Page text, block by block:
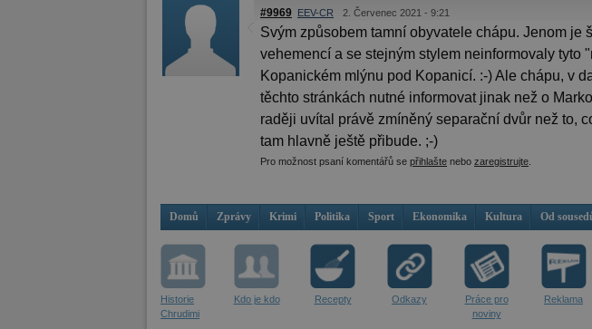
#9969 EEV-CR 2. Červenec 2021 - 9:21
Svým způsobem tamní obyvatele chápu. Jenom je
vehemencí a se stejným stylem neinformovaly tyto
Kopanickém mlýnu pod Kopanicí. :-) Ale chápu, v
těchto stránkách nutné informovat jinak než o
raději uvítal právě zmíněný separační dvůr než to,
tam hlavně ještě přibude. ;-)
Pro možnost psaní komentářů se přihlašte nebo zaregistrujte
Domů Zprávy Krimi Politika Sport Ekonomika Kultura Od
Historie
Chrudimi
Kdo je kdo Recepty Odkazy
Práce pro
noviny
Reklama